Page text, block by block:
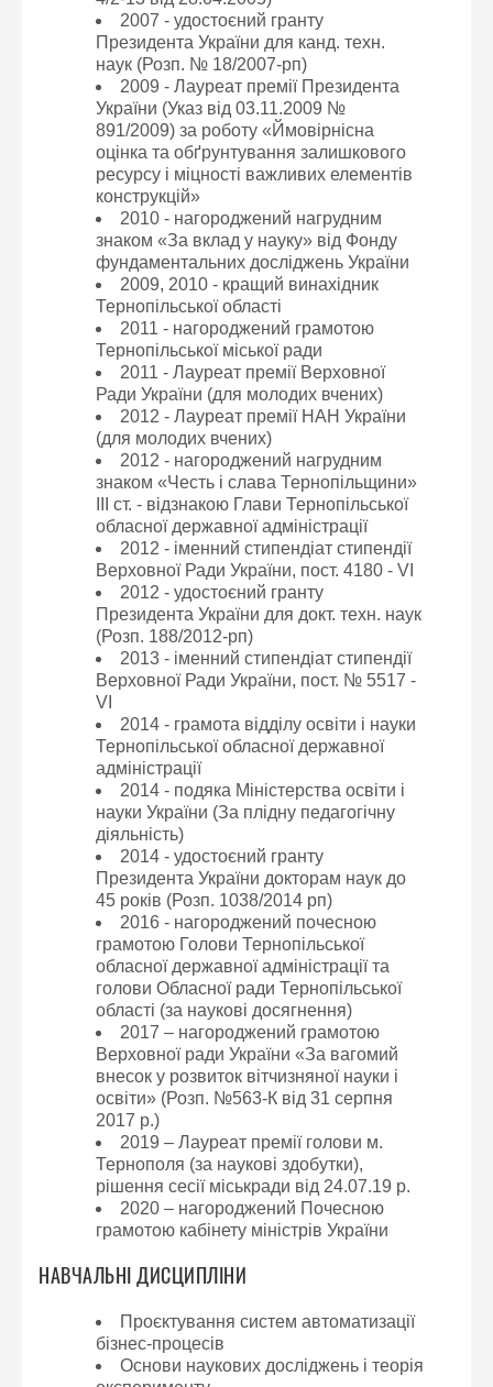
2007 - удостоєний гранту
Президента України для канд. техн.
наук (Розп. № 18/2007-рп)
2009 - Лауреат премії Президента
України (Указ від 03.11.2009 №
891/2009) за роботу «Ймовірнісна
оцінка та обґрунтування залишкового
ресурсу і міцності важливих елементів
конструкцій»
2010 - нагороджений нагрудним
знаком «За вклад у науку» від Фонду
фундаментальних досліджень України
2009, 2010 - кращий винахідник
Тернопільської області
2011 - нагороджений грамотою
Тернопільської міської ради
2011 - Лауреат премії Верховної
Ради України (для молодих вчених)
2012 - Лауреат премії НАН України
(для молодих вчених)
2012 - нагороджений нагрудним
знаком «Честь і слава Тернопільщини»
III ст. - відзнакою Глави Тернопільської
обласної державної адміністрації
2012 - іменний стипендіат стипендії
Верховної Ради України, пост. 4180 - VI
2012 - удостоєний гранту
Президента України для докт. техн. наук
(Розп. 188/2012-рп)
2013 - іменний стипендіат стипендії
Верховної Ради України, пост. № 5517 -
VI
2014 - грамота відділу освіти і науки
Тернопільської обласної державної
адміністрації
2014 - подяка Міністерства освіти і
науки України (За плідну педагогічну
діяльність)
2014 - удостоєний гранту
Президента України докторам наук до
45 років (Розп. 1038/2014 рп)
2016 - нагороджений почесною
грамотою Голови Тернопільської
обласної державної адміністрації та
голови Обласної ради Тернопільської
області (за наукові досягнення)
2017 – нагороджений грамотою
Верховної ради України «За вагомий
внесок у розвиток вітчизняної науки і
освіти» (Розп. №563-К від 31 серпня
2017 р.)
2019 – Лауреат премії голови м.
Тернополя (за наукові здобутки),
рішення сесії міськради від 24.07.19 р.
2020 – нагороджений Почесною
грамотою кабінету міністрів України
НАВЧАЛЬНІ ДИСЦИПЛІНИ
Проєктування систем автоматизації
бізнес-процесів
Основи наукових досліджень і теорія